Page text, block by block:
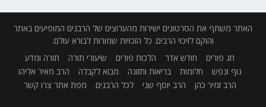
האתר משתף את הסרטונים ישירות מהערוצים של הרבנים המופיעים באתר
והוקם לזיכוי הרבים. כל הזכויות שמורות לבורא עולם.
חג פורים
חודש אדר הלכות פורים שיעורי תורה
תורה ומדע
גוף ונפש
חלומות בריאות ותזונה מבוא לקבלה
הרב מאיר אליהו
הרב זמיר כהן
הרב יוסף שני לכל הרבנים מפת אתר צרו קשר